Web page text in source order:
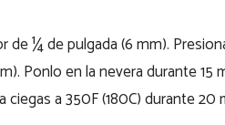
de ¼ de pulgada (6 mm).
Ponlo en la nevera durante
a 350F (180C) durante